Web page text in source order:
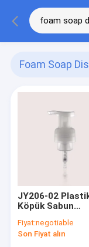
Foam Soap
JY206-02
Köpük Sabun
Sıvı Sabunluk
Pompası
Fiyat:negotiable
Son Fiyat alın